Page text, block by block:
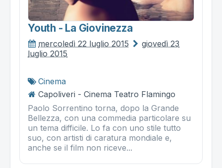
Youth - La Giovinezza
mercoledì 22 luglio 2015
giovedì 23
luglio 2015
Cinema
Capoliveri - Cinema Teatro Flamingo
Paolo Sorrentino torna, dopo la Grande
Bellezza, con una commedia particolare su
un tema difficile. Lo fa con uno stile tutto
suo, con artisti di caratura mondiale e,
anche se il film non riceve...